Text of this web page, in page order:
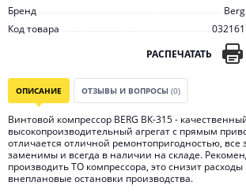
Бренд
Berg
Код товара
032161
РАСПЕЧАТАТЬ
ОПИСАНИЕ ОТЗЫВЫ И ВОПРОСЫ (0)
Винтовой компрессор BERG ВК-315 -
высокопроизводительный агрегат с прямым
отличается отличной ремонтопригодностью, все
заменимы и всегда в наличии на складе.
производить ТО компрессора, это снизит
внеплановые остановки производства.